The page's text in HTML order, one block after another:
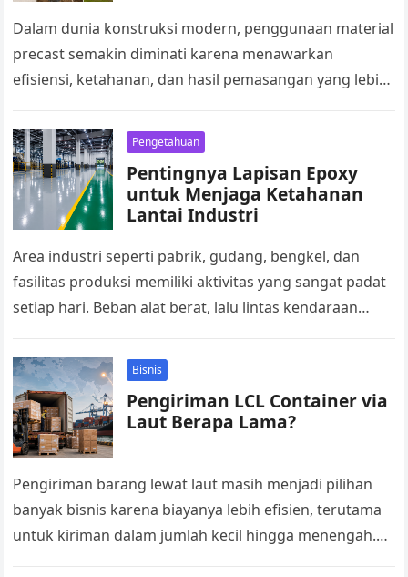
Dalam dunia konstruksi modern, penggunaan material
precast semakin diminati karena menawarkan
efisiensi, ketahanan, dan hasil pemasangan yang lebih
lokasi…
Pengetahuan
Pentingnya Lapisan Epoxy
untuk Menjaga Ketahanan
Lantai Industri
Area industri seperti pabrik, gudang, bengkel, dan
fasilitas produksi memiliki aktivitas yang sangat padat
setiap hari. Beban alat berat, lalu lintas kendaraan
Bisnis
Pengiriman LCL Container via
Laut Berapa Lama?
Pengiriman barang lewat laut masih menjadi pilihan
banyak bisnis karena biayanya lebih efisien, terutama
untuk kiriman dalam jumlah kecil hingga menengah.